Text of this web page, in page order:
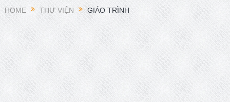
đình Châu Á trong bối cảnh hội nhập quốc tế và chuyển đổi
XXI ISA World Congress of Sociology Global Sociology in
Turbulent Times July 4 – 10, 2027
Lễ ra mắt Chi hội xã hội học giáo dục và Tọa đàm khoa
HOME THƯ VIỆN GIÁO TRÌNH